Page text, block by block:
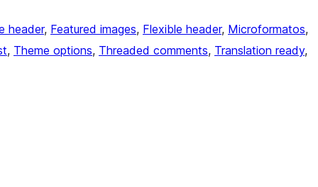
header, Featured images, Flexible header, Microformatos
, Theme options, Threaded comments, Translation ready